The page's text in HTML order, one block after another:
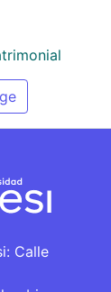
Calle